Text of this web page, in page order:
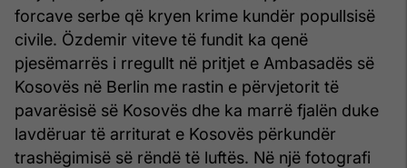
forcave serbe që kryen krime kundër popullsisë
civile. Özdemir viteve të fundit ka qenë
pjesëmarrës i rregullt në pritjet e Ambasadës së
Kosovës në Berlin me rastin e përvjetorit të
pavarësisë së Kosovës dhe ka marrë fjalën duke
lavdëruar të arriturat e Kosovës përkundër
trashëgimisë së rëndë të luftës. Në një fotografi